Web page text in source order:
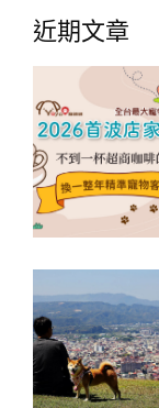
近期文章